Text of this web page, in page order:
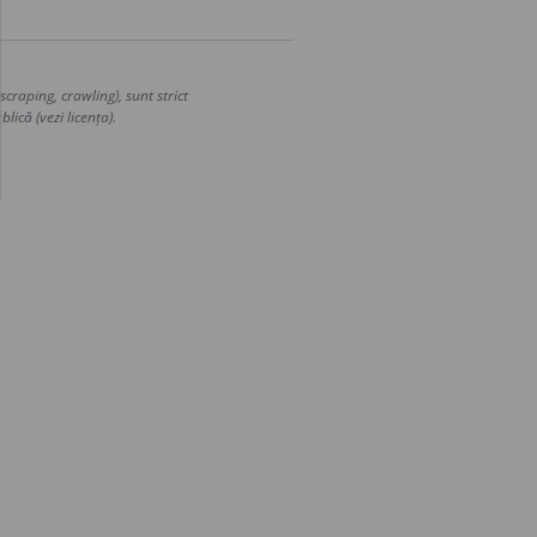
crawling), sunt strict
(vezi licența).